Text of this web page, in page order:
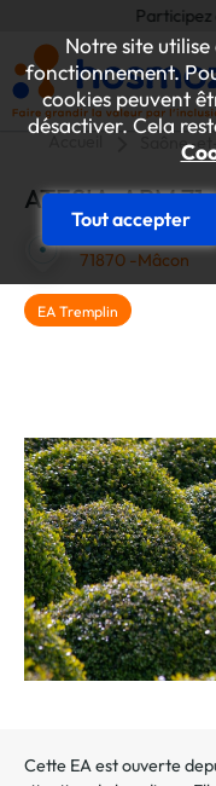
Notre site utilise
fonctionnement.
cookies peuvent
désactiver. Cela
Tout accepter
Participez
Accueil Saône-
ATESIA-APM 71
672 RUE DE LA
71870 -Mâcon
EA Tremplin
Cette EA est ouverte